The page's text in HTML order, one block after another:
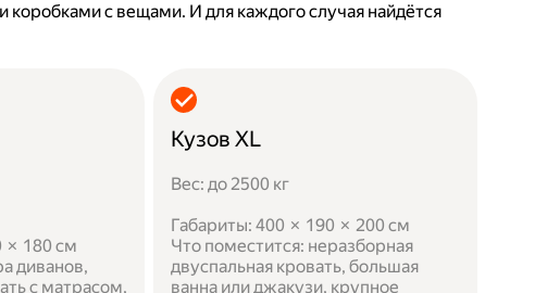
коробками с вещами. И для каждого случая найдётся
× 180 см
диванов,
с матрасом,
Кузов XL
Вес: до 2500 кг
Габариты: 400 × 190 × 200 см
Что поместится: неразборная
двуспальная кровать, большая
ванна или джакузи, крупное